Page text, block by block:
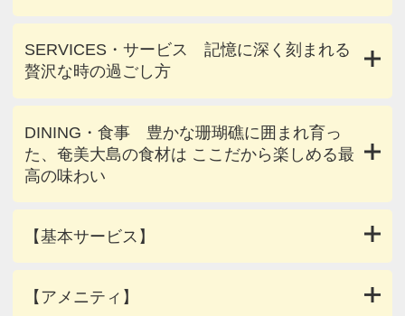
SERVICES・サービス 記憶に深く刻まれる
贅沢な時の過ごし方
DINING・食事 豊かな珊瑚礁に囲まれ育っ
た、奄美大島の食材は ここだから楽しめる最
高の味わい
【基本サービス】
【アメニティ】